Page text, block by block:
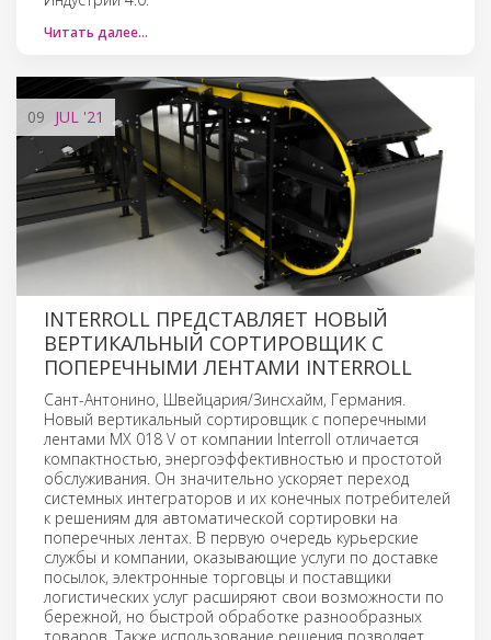
Читать далее…
09 JUL '21
INTERROLL ПРЕДСТАВЛЯЕТ НОВЫЙ
ВЕРТИКАЛЬНЫЙ СОРТИРОВЩИК С
ПОПЕРЕЧНЫМИ ЛЕНТАМИ INTERROLL
Сант-Антонино, Швейцария/Зинсхайм, Германия.
Новый вертикальный сортировщик с поперечными
лентами MX 018 V от компании Interroll отличается
компактностью, энергоэффективностью и простотой
обслуживания. Он значительно ускоряет переход
системных интеграторов и их конечных потребителей
к решениям для автоматической сортировки на
поперечных лентах. В первую очередь курьерские
службы и компании, оказывающие услуги по доставке
посылок, электронные торговцы и поставщики
логистических услуг расширяют свои возможности по
бережной, но быстрой обработке разнообразных